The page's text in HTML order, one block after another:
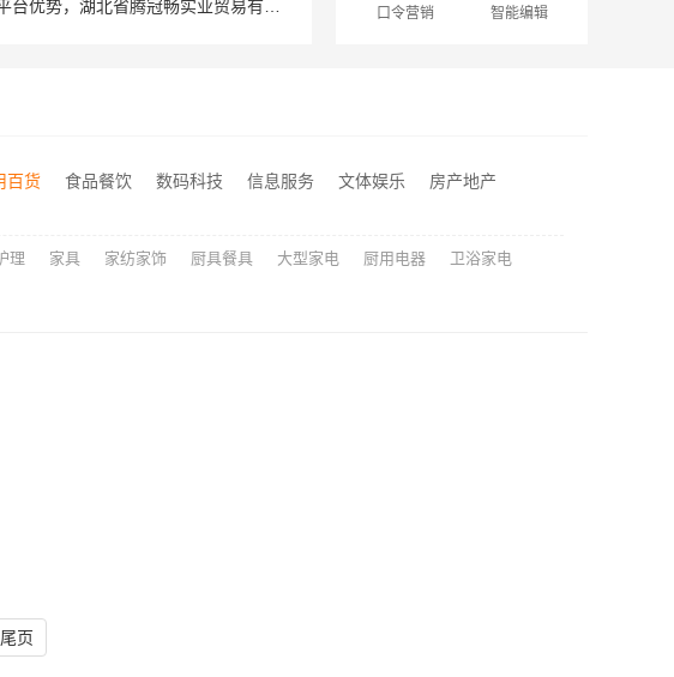
修公司推荐-宜居佳专业团队
雨花区专业装饰零增项承诺，湖南创益讯建筑有限公司靠谱
口令营销 智能编辑
百货 食品餐饮 数码科技 信息服务 文体娱乐
房产地产
理 家具 家纺家饰 厨具餐具 大型家电 厨用电器
卫浴家电
尾页